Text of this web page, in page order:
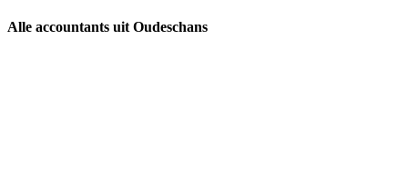
Alle accountants uit Oudeschans